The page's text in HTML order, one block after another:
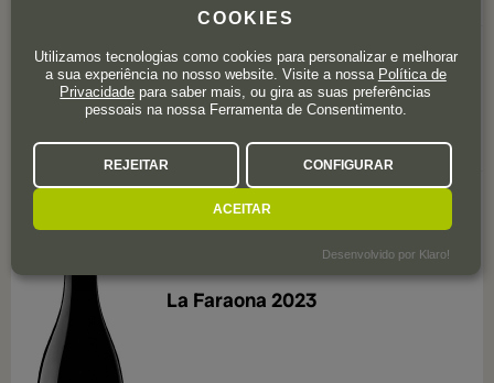
144,90 €
avaliações 0
La Faraona 2023
COOKIES
Utilizamos tecnologias como cookies para personalizar e melhorar
a sua experiência no nosso website. Visite a nossa Política de
Privacidade para saber mais, ou gira as suas preferências
pessoais na nossa Ferramenta de Consentimento.
REJEITAR CONFIGURAR
ACEITAR
Desenvolvido por Klaro!